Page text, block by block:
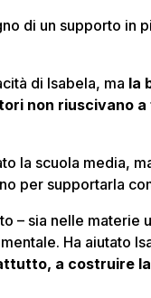
di un supporto in
di Isabela, ma la
non riuscivano
la scuola media,
per supportarla
– sia nelle materie
Ha aiutato
a costruire